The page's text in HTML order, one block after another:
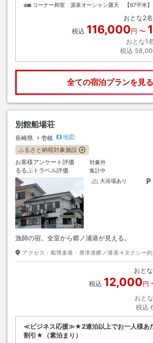
コーナー和室 源泉オーシャン露天 【67平米】
おとな2名
税込 116,000円 〜
おとな1
税込
全ての宿泊プランを見る
別館船場荘
長崎県 壱岐
地図
ふるさと納税対象施設
お客様アンケート評価
対象外
るるぶトラベル評価
集計中
大浴場あり
漁師の宿。全室から郷ノ浦港が見える。
アクセス： 船博多港・唐津港郷ノ浦港→タクシー
おとな
税込 12,000円
おと
税込
≪ビジネス応援≫★2連泊以上でお一人様あ
割引★（素泊まり）